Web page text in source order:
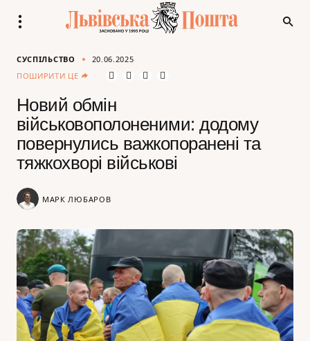
СУСПІЛЬСТВО
20.06.2025
ПОШИРИТИ ЦЕ
Новий обмін
військовополоненими: додому
повернулись важкопоранені та
тяжкохворі військові
МАРК ЛЮБАРОВ